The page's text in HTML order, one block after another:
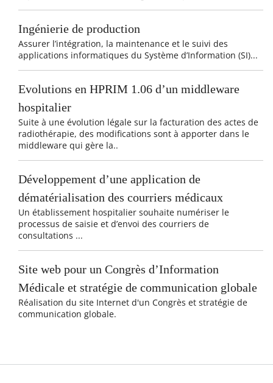
Ingénierie de production
Assurer l’intégration, la maintenance et le suivi des
applications informatiques du Système d’Information (SI)...
Evolutions en HPRIM 1.06 d’un middleware
hospitalier
Suite à une évolution légale sur la facturation des actes de
radiothérapie, des modifications sont à apporter dans le
middleware qui gère la..
Développement d’une application de
dématérialisation des courriers médicaux
Un établissement hospitalier souhaite numériser le
processus de saisie et d’envoi des courriers de
consultations ...
Site web pour un Congrès d’Information
Médicale et stratégie de communication globale
Réalisation du site Internet d'un Congrès et stratégie de
communication globale.